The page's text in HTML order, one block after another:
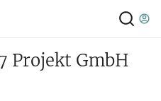
Projekt GmbH